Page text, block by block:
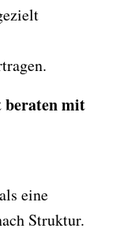
beraten mit
eine
Struktur.